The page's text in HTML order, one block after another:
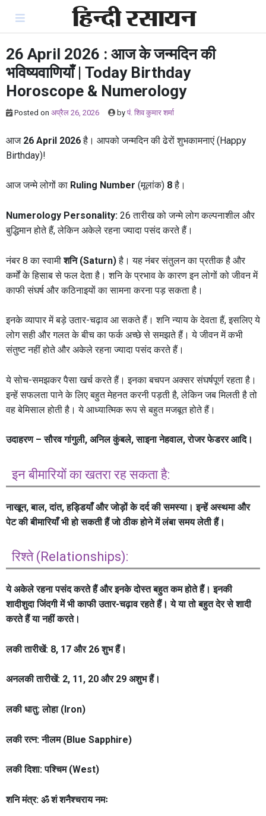
content
26 April 2026 : आज के जन्मदिन की
भविष्यवाणियाँ | Today Birthday
Horoscope & Numerology
Posted on अप्रैल 26, 2026 by पं. शिव कुमार शर्मा
आज 26 April 2026है। आपको जन्मदिन की ढेरों शुभकामनाएं (Happy
Birthday)!
आज जन्मे लोगों का Ruling Number (मूलांक) 8है।
Numerology Personality: 26 तारीख को जन्मे लोग कल्पनाशील और
बुद्धिमान होते हैं, लेकिन अकेले रहना ज्यादा पसंद करते हैं।
नंबर 8 का स्वामीशनि (Saturn)है। यह नंबर संतुलन का प्रतीक है और
कर्मों के हिसाब से फल देता है। शनि के प्रभाव के कारण इन लोगों को जीवन में
काफी संघर्ष और कठिनाइयों का सामना करना पड़ सकता है।
इनके व्यापार में बड़े उतार-चढ़ाव आ सकते हैं। शनि न्याय के देवता हैं, इसलिए ये
लोग सही और गलत के बीच का फर्क अच्छे से समझते हैं। ये जीवन में कभी
संतुष्ट नहीं होते और अकेले रहना ज्यादा पसंद करते हैं।
ये सोच-समझकर पैसा खर्च करते हैं। इनका बचपन अक्सर संघर्षपूर्ण रहता है।
इन्हें सफलता पाने के लिए बहुत मेहनत करनी पड़ती है, लेकिन जब मिलती है तो
वह बेमिसाल होती है। ये आध्यात्मिक रूप से बहुत मजबूत होते हैं।
उदाहरण – सौरव गांगुली, अनिल कुंबले, साइना नेहवाल, रोजर फेडरर आदि।
इन बीमारियों का खतरा रह सकता है:
नाखून, बाल, दांत, हड्डियाँ और जोड़ों के दर्द की समस्या। इन्हें अस्थमा और
पेट की बीमारियाँ भी हो सकती हैं जो ठीक होने में लंबा समय लेती हैं।
रिश्ते (Relationships):
ये अकेले रहना पसंद करते हैं और इनके दोस्त बहुत कम होते हैं। इनकी
शादीशुदा जिंदगी में भी काफी उतार-चढ़ाव रहते हैं। ये या तो बहुत देर से शादी
करते हैं या नहीं करते।
लकी तारीखें: 8, 17 और 26 शुभ हैं।
अनलकी तारीखें: 2, 11, 20 और 29 अशुभ हैं।
लकी धातु:लोहा (Iron)
लकी रत्न:नीलम (Blue Sapphire)
लकी दिशा:पश्चिम (West)
शनि मंत्र: ॐ शं शनैश्चराय नमः